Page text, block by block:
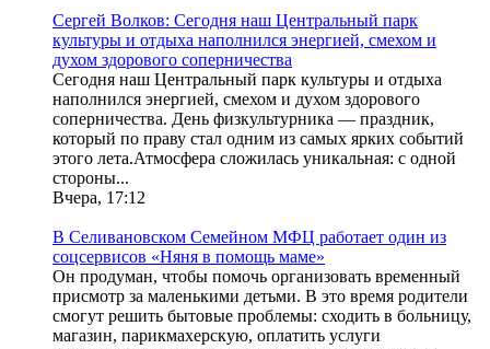
Сергей Волков: Сегодня наш Центральный парк
культуры и отдыха наполнился энергией, смехом и
духом здорового соперничества
Сегодня наш Центральный парк культуры и отдыха
наполнился энергией, смехом и духом здорового
соперничества. День физкультурника — праздник,
который по праву стал одним из самых ярких событий
этого лета.Атмосфера сложилась уникальная: с одной
стороны...
Вчера, 17:12
В Селивановском Семейном МФЦ работает один из
соцсервисов «Няня в помощь маме»
Он продуман, чтобы помочь организовать временный
присмотр за маленькими детьми. В это время родители
смогут решить бытовые проблемы: сходить в больницу,
магазин, парикмахерскую, оплатить услуги